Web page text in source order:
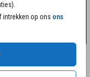
op ons ons